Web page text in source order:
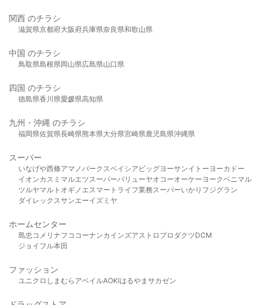
関西 のチラシ
滋賀県京都府大阪府兵庫県奈良県和歌山県
中国 のチラシ
鳥取県島根県岡山県広島県山口県
四国 のチラシ
徳島県香川県愛媛県高知県
九州・沖縄 のチラシ
福岡県佐賀県長崎県熊本県大分県宮崎県鹿児島県沖縄県
スーパー
いなげや西條アマノパークスベイシア ビッグヨーサンイトーヨーカドー
イオンカスミ マルエツスーパーバリューヤオコーオーケー ヨークベニマル
ツルヤマルト オギノ エスマート ライフ業務スーパーいかり フジグラン
ダイレックスサンエーイズミヤ
ホームセンター
島忠 コメリ ナフコ コーナンカインズアストロプロダクツDCM
ジョイフル本田
ファッション
ユニクロ しまむら アベイルAOKIはるやま サカゼン